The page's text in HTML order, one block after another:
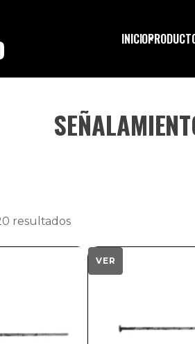
INICIO
resultados
VER